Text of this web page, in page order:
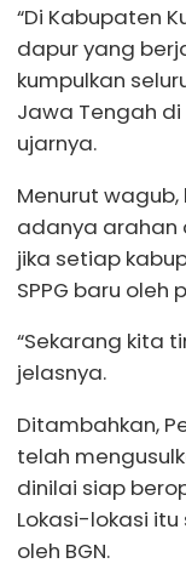
“Di Kabupaten
dapur yang
kumpulkan
Jawa Tengah di
ujarnya.
Menurut
adanya arahan
jika setiap
SPPG baru
“Sekarang kita
jelasnya.
Ditambahkan,
telah
dinilai siap
Lokasi-lokasi
oleh BGN.